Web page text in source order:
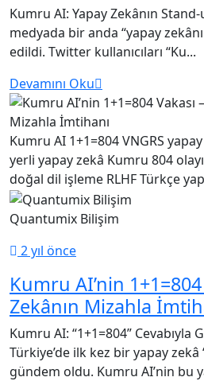
Kumru AI: Yapay Zekânın Stand-
medyada bir anda “yapay
edildi. Twitter kullanıcıları “Ku...
Devamını Oku
Kumru AI 1+1=804VNGRS
yerli yapay zekâ Kumru 804 olayı
doğal dil işleme RLHF Türkçe
Quantumix Bilişim
2 yıl önce
Kumru AI’nin
Zekânın Mizahla
Kumru AI: “1+1=804” Cevabıyla
Türkiye’de ilk kez bir yapay zekâ
gündem oldu. Kumru AI’nin bu